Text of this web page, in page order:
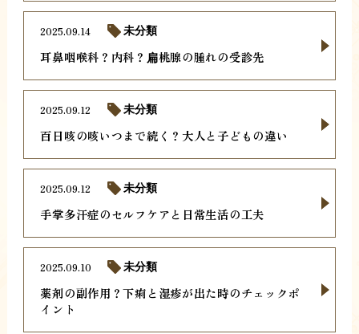
耳鼻咽喉科？内科？扁桃腺の腫れの受診先
2025.09.14 未分類
百日咳の咳いつまで続く？大人と子どもの違い
2025.09.12 未分類
手掌多汗症のセルフケアと日常生活の工夫
2025.09.12 未分類
薬剤の副作用？下痢と湿疹が出た時のチェックポ
イント
2025.09.10 未分類